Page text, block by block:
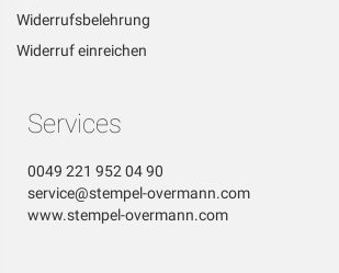
Widerrufsbelehrung
Widerruf einreichen
Services
0049 221 952 04 90
service@stempel-overmann.com
www.stempel-overmann.com